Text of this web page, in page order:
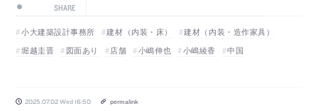
SHARE
小大建築設計事務所 建材（内装・床）
建材（内装・造作家具）
堀越圭晋
図面あり 店舗 小嶋伸也 小嶋綾香 中国
2025.07.02 Wed 16:50 permalink